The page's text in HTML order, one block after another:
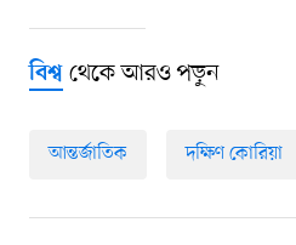
বিশ্বথেকে আরও পড়ুন
আন্তর্জাতিক দক্ষিণ কোরিয়া